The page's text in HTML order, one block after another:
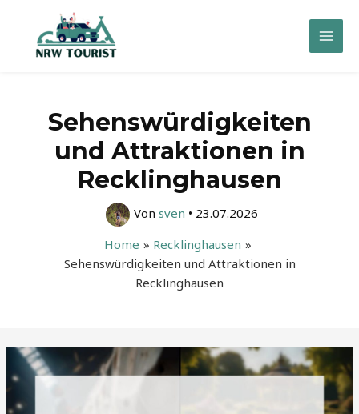
springen
Main
Sehenswürdigkeiten
und Attraktionen in
Recklinghausen
Von sven • 23.07.2026
Home
Recklinghausen
Sehenswürdigkeiten und Attraktionen in
Recklinghausen